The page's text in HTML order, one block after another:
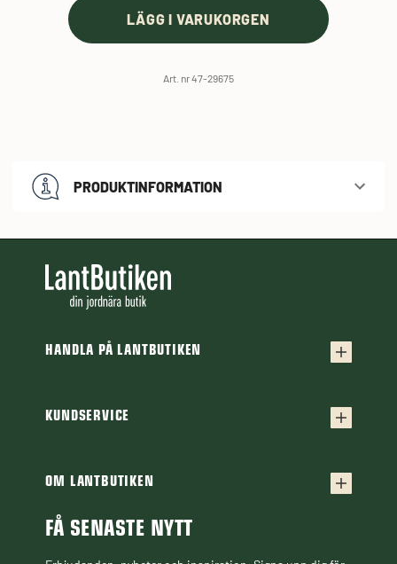
LÄGG I VARUKORGEN
Art. nr 47-29675
PRODUKTINFORMATION
HANDLA PÅ LANTBUTIKEN
Frakt & leverans
Finansiering
Guider & Artiklar
Black Week
KUNDSERVICE
Frågor & svar
Cookiepolicy
OM LANTBUTIKEN
Om Lantbutiken
FÅ SENASTE NYTT